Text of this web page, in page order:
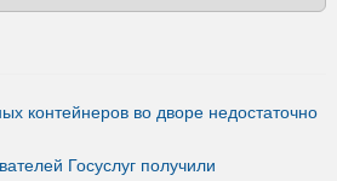
контейнеров во дворе недостаточно
Госуслуг получили